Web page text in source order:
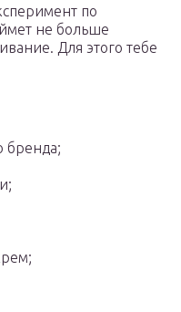
по
не больше
Для этого тебе
бренда;